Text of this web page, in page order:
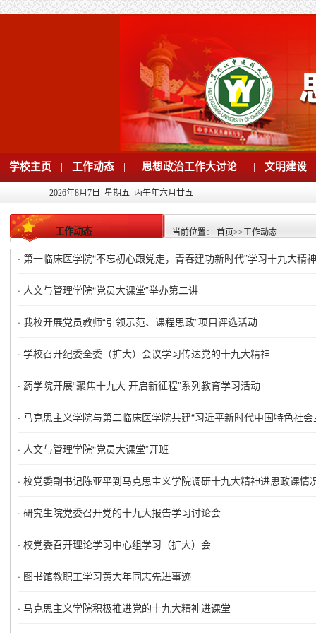
学校主页 | 工作动态 | 思想政治工作大讨论 | 文明建设
2026年8月7日 星期五 丙午年六月廿五
工作动态 当前位置： 首页>>工作动态
· 第一临床医学院“不忘初心跟党走，青春建功新时代”学习十九大精
· 人文与管理学院“党员大课堂”举办第二讲
· 我校开展党员教师“引领示范、课程思政”项目评选活动
· 学校召开纪委全委（扩大）会议学习传达党的十九大精神
· 药学院开展“聚焦十九大 开启新征程”系列教育学习活动
· 马克思主义学院与第二临床医学院共建“习近平新时代中国特色社
· 人文与管理学院“党员大课堂”开班
· 校党委副书记陈亚平到马克思主义学院调研十九大精神进思政课情
· 研究生院党委召开党的十九大报告学习讨论会
· 校党委召开理论学习中心组学习（扩大）会
· 图书馆教职工学习黄大年同志先进事迹
· 马克思主义学院积极推进党的十九大精神进课堂